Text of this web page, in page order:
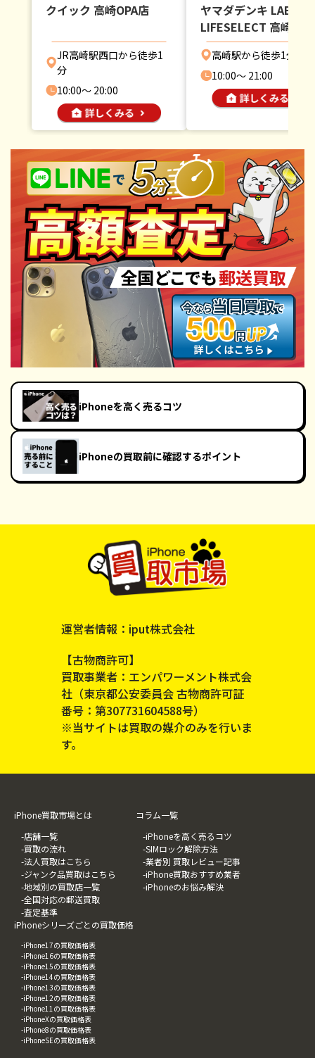
クイック 高崎OPA店
JR高崎駅西口から徒歩1
分
10:00〜 20:00
ヤマダデンキ LABI1
LIFESELECT 高崎
高崎駅から徒歩1分
10:00〜 21:00
iPhoneを高く売るコツ
iPhoneの買取前に確認するポイント
iPhone買取市場とは
-店舗一覧
-買取の流れ
-法人買取はこちら
-ジャンク品買取はこちら
-地域別の買取店一覧
-全国対応の郵送買取
-査定基準
コラム一覧
-iPhoneを高く売るコツ
-SIMロック解除方法
-業者別 買取レビュー記事
-iPhone買取おすすめ業者
-iPhoneのお悩み解決
iPhoneシリーズごとの買取価格
-iPhone17の買取価格表
-iPhone16の買取価格表
-iPhone15の買取価格表
-iPhone14の買取価格表
-iPhone13の買取価格表
-iPhone12の買取価格表
-iPhone11の買取価格表
-iPhoneXの買取価格表
-iPhone8の買取価格表
-iPhoneSEの買取価格表
運営者情報：iput株式会社
【古物商許可】
買取事業者：エンパワーメント株式会
社（東京都公安委員会 古物商許可証
番号：第307731604588号）
※当サイトは買取の媒介のみを行いま
す。